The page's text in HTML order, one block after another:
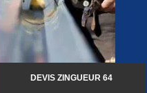
DEVIS ZINGUEUR 64